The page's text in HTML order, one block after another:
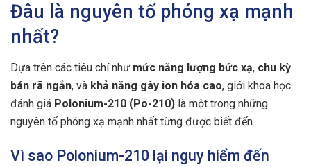
Đâu là nguyên tố phóng xạ mạnh
nhất?
Dựa trên các tiêu chí như mức năng lượng bức xạ, chu kỳ
bán rã ngắn, và khả năng gây ion hóa cao, giới khoa học
đánh giá Polonium-210 (Po-210) là một trong những
nguyên tố phóng xạ mạnh nhất từng được biết đến.
Vì sao Polonium-210 lại nguy hiểm đến